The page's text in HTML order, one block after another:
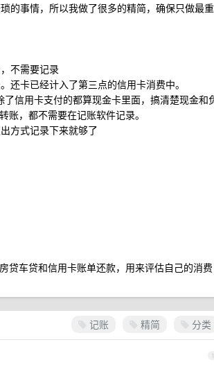
的事情，所以我做了很多的精简，确保只做最重
不需要记录
卡已经计入了第三点的信用卡消费中。
了信用卡支付的都算现金卡里面，搞清楚现金和
，都不需要在记账软件记录。
方式记录下来就够了
贷车贷和信用卡账单还款，用来评估自己的消费
记账 精简 分类
1